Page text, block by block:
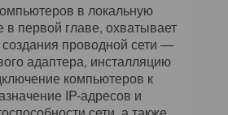
в локальную
в первой главе, охватывает
проводной сети —
адаптера, инсталляцию
компьютеров к
IP-адресов и